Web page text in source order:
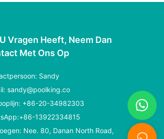
Vragen Heeft, Neem Dan
Met Ons Op
Sandy
sandy@poolking.co
+86-20-34982303
13922334815
Nee. 80, Danan North Road,